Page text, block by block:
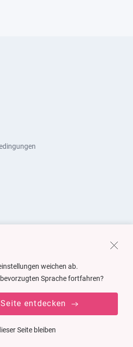
weichen ab.
Sprache fortfahren?
entdecken
Seite bleiben